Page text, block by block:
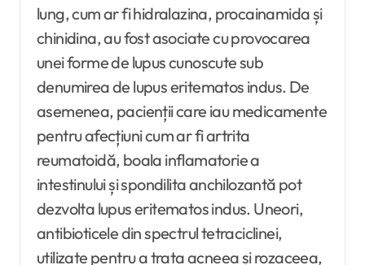
lung, cum ar fi hidralazina, procainamida și
chinidina, au fost asociate cu provocarea
unei forme de lupus cunoscute sub
denumirea de lupus eritematos indus. De
asemenea, pacienții care iau medicamente
pentru afecțiuni cum ar fi artrita
reumatoidă, boala inflamatorie a
intestinului și spondilita anchilozantă pot
dezvolta lupus eritematos indus. Uneori,
antibioticele din spectrul tetraciclinei,
utilizate pentru a trata acneea și rozaceea,